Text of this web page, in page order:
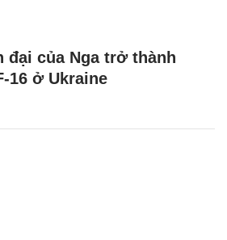
đại của Nga trở thành
16 ở Ukraine